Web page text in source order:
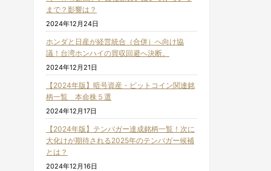
まで？影響は？
2024年12月24日
ホンダと日産が経営統合（合併）へ向け協
議！台湾ホンハイの買収回避へ決断。
2024年12月21日
【2024年版】暗号資産・ビットコイン関連銘
柄一覧 本命株５選
2024年12月17日
【2024年版】テンバガー達成銘柄一覧！次に
大化けが期待される2025年のテンバガー候補
とは？
2024年12月16日